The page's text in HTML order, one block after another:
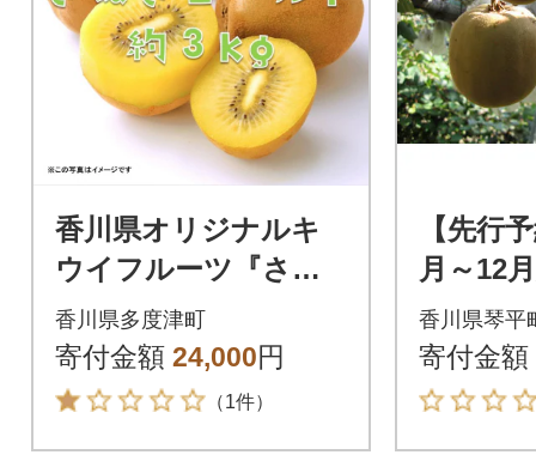
香川県オリジナルキ
ウイフルーツ『さぬ
きゴールド』約3kg
【先行受付中!令和8年
10月中旬【B-17】
香川県多度津町
寄付金額 24,000円
（1件）
【先行
月～12
ぬきゴ
約2kg
香川県琴平
寄付金額